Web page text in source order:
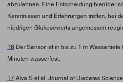
abzulehnen. Eine Entscheidung hierüber
Kenntnissen und Erfahrungen treffen, bei
niedrigen Glukosewerts angemessen
16 Der Sensor ist in bis zu 1 m
Minuten wasserfest.
17 Alva S et al. Journal of Diabetes